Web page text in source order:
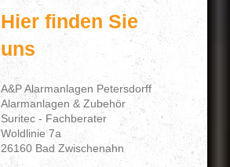
Hier finden Sie
uns
A&P Alarmanlagen Petersdorff
Alarmanlagen & Zubehör
Suritec - Fachberater
Woldlinie 7a
26160 Bad Zwischenahn